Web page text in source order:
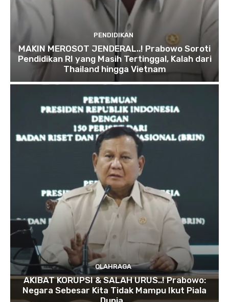
PENDIDIKAN
MAKIN MEROSOT JENDERAL..! Prabowo Soroti
Pendidikan RI yang Masih Tertinggal, Kalah dari
Thailand hingga Vietnam
OLAHRAGA
AKIBAT KORUPSI & SALAH URUS..! Prabowo:
Negara Sebesar Kita Tidak Mampu Ikut Piala